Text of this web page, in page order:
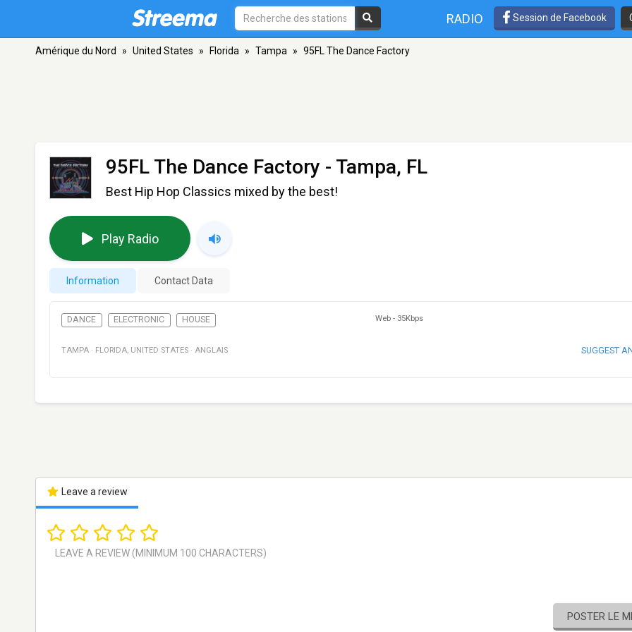
RADIO Session de Facebook
Amérique du Nord » United States » Florida » Tampa » 95FL The Dance Factory
95FL The Dance Factory - Tampa, FL
Best Hip Hop Classics mixed by the best!
Play Radio
Information Contact Data
DANCE ELECTRONIC HOUSE Web - 35Kbps
TAMPA · FLORIDA, UNITED STATES · ANGLAIS SUGGEST
Leave a review
POSTER LE